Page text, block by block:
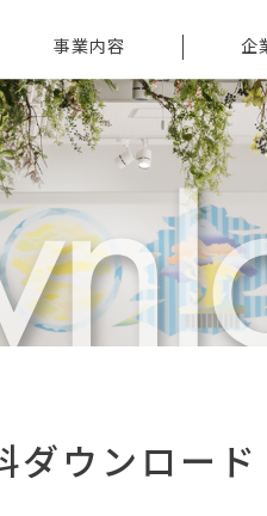
事業内容
派遣サービス
紹介サービス
シェアリングサービス
食品・ヘルスケア製品の
研究開発支援
ヘルスケアサービス
支援
企
トップメッ
会社情報
沿革
役員情報
アクセス
ダウンロード